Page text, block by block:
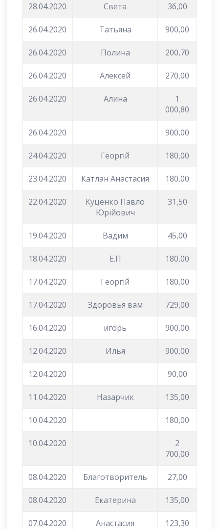
28.04.2020 Света 36,00
26.04.2020 Татьяна 900,00
26.04.2020 Полина 200,70
26.04.2020 Алексей 270,00
26.04.2020 Алина
1
000,80
26.04.2020 900,00
24.04.2020 Георгій 180,00
23.04.2020 Катлан Анастасия 180,00
22.04.2020
Куценко Павло
Юрійович
31,50
19.04.2020 Вадим 45,00
18.04.2020 Е.П 180,00
17.04.2020 Георгій 180,00
17.04.2020 Здоровья вам 729,00
16.04.2020 игорь 900,00
12.04.2020 Илья 900,00
12.04.2020 90,00
11.04.2020 Назарчик 135,00
10.04.2020 180,00
10.04.2020
2
700,00
08.04.2020 Благотворитель 27,00
08.04.2020 Екатерина 135,00
07.04.2020 Анастасия 123,30